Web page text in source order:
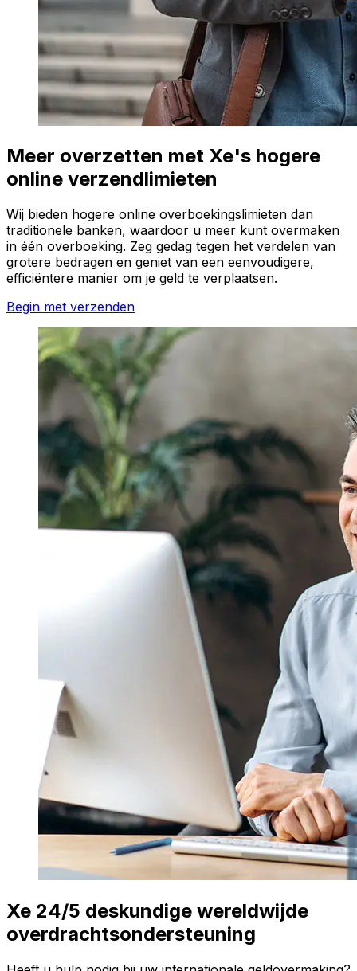
Meer overzetten met Xe's hogere
online verzendlimieten
Wij bieden hogere online overboekingslimieten dan
traditionele banken, waardoor u meer kunt overmaken
in één overboeking. Zeg gedag tegen het verdelen van
grotere bedragen en geniet van een eenvoudigere,
efficiëntere manier om je geld te verplaatsen.
Begin met verzenden
Xe 24/5 deskundige wereldwijde
overdrachtsondersteuning